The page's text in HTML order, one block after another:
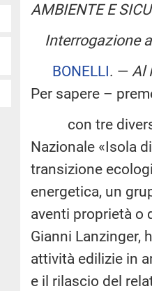
AMBIENTE E
Interrogazione
BONELLI. — Al
Per sapere –
con tre diversi
Nazionale «Isola
transizione
energetica, un
aventi proprietà o
Gianni Lanzinger,
attività edilizie in
e il rilascio del